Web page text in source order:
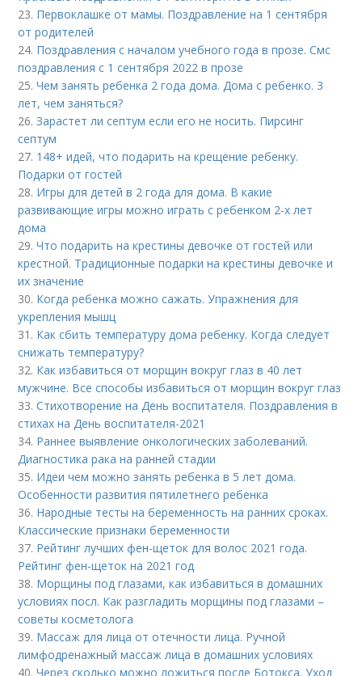
23. Первоклашке от мамы. Поздравление на 1 сентября
от родителей
24. Поздравления с началом учебного года в прозе. Смс
поздравления с 1 сентября 2022 в прозе
25.Чем занять ребенка 2 года дома. Дома с ребенко. 3
лет, чем заняться?
26.Зарастет ли септум если его не носить. Пирсинг
септум
27. 148+ идей, что подарить на крещение ребенку.
Подарки от гостей
28. Игры для детей в 2 года для дома. В какие
развивающие игры можно играть с ребенком 2-х лет
дома
29.Что подарить на крестины девочке от гостей или
крестной. Традиционные подарки на крестины девочке и
их значение
30. Когда ребенка можно сажать. Упражнения для
укрепления мышц
31. Как сбить температуру дома ребенку. Когда следует
снижать температуру?
32. Как избавиться от морщин вокруг глаз в 40 лет
мужчине. Все способы избавиться от морщин вокруг глаз
33.Стихотворение на День воспитателя. Поздравления в
стихах на День воспитателя-2021
34. Раннее выявление онкологических заболеваний.
Диагностика рака на ранней стадии
35. Идеи чем можно занять ребенка в 5 лет дома.
Особенности развития пятилетнего ребенка
36. Народные тесты на беременность на ранних сроках.
Классические признаки беременности
37. Рейтинг лучших фен-щеток для волос 2021 года.
Рейтинг фен-щеток на 2021 год
38. Морщины под глазами, как избавиться в домашних
условиях посл. Как разгладить морщины под глазами –
советы косметолога
39. Массаж для лица от отечности лица. Ручной
лимфодренажный массаж лица в домашних условиях
40.Через сколько можно ложиться после Ботокса. Уход